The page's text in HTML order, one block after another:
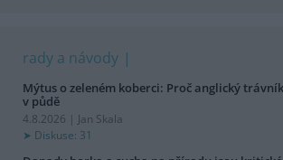
rady a návody
Mýtus o zeleném koberci: Proč anglický
v půdě
4.8.2026 | Jan Skala
Diskuse: 31